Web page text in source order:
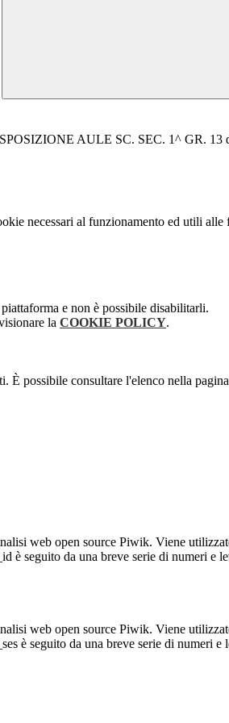
AULE SC. SEC. 1^ GR. 13
necessari al funzionamento ed utili alle
e non è possibile disabilitarli.
la COOKIE POLICY.
È possibile consultare l'elenco nella
web open source Piwik. Viene
è seguito da una breve serie di numeri
web open source Piwik. Viene
è seguito da una breve serie di numeri